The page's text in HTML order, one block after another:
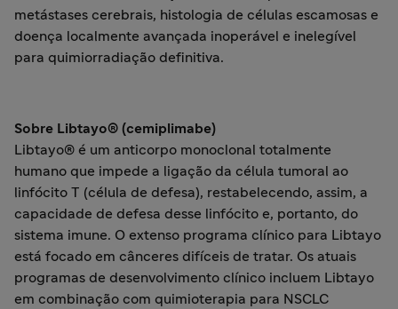
metástases cerebrais, histologia de células escamosas e
doença localmente avançada inoperável e inelegível
para quimiorradiação definitiva.
Sobre Libtayo® (cemiplimabe)
Libtayo® é um anticorpo monoclonal totalmente
humano que impede a ligação da célula tumoral ao
linfócito T (célula de defesa), restabelecendo, assim, a
capacidade de defesa desse linfócito e, portanto, do
sistema imune. O extenso programa clínico para Libtayo
está focado em cânceres difíceis de tratar. Os atuais
programas de desenvolvimento clínico incluem Libtayo
em combinação com quimioterapia para NSCLC